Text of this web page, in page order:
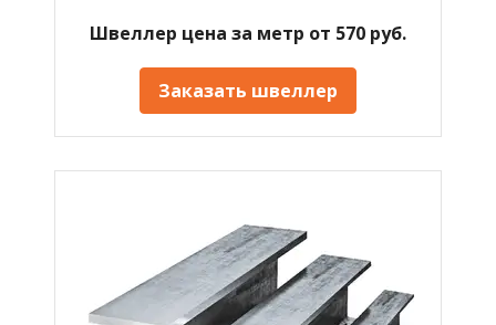
Швеллер цена за метр от 570 руб.
Заказать швеллер